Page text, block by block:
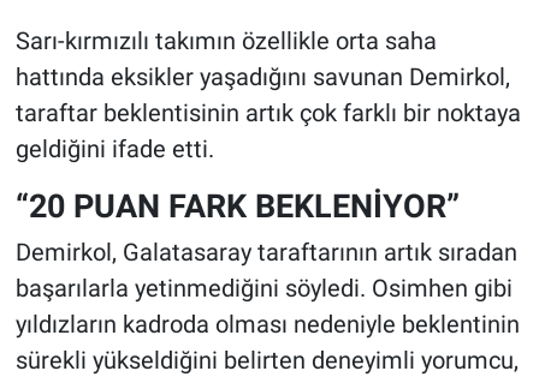
Sarı-kırmızılı takımın özellikle orta saha
hattında eksikler yaşadığını savunan Demirkol,
taraftar beklentisinin artık çok farklı bir noktaya
geldiğini ifade etti.
“20 PUAN FARK BEKLENİYOR”
Demirkol, Galatasaray taraftarının artık sıradan
başarılarla yetinmediğini söyledi. Osimhen gibi
yıldızların kadroda olması nedeniyle beklentinin
sürekli yükseldiğini belirten deneyimli yorumcu,